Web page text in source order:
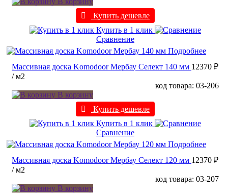
Купить дешевле
Купить в 1 клик
Сравнение
Подробнее
Массивная доска Komodoor Мербау Селект 140 мм 12370 ₽
/ м2
код товара: 03-206
В корзину
Купить дешевле
Купить в 1 клик
Сравнение
Подробнее
Массивная доска Komodoor Мербау Селект 120 мм 12370 ₽
/ м2
код товара: 03-207
В корзину